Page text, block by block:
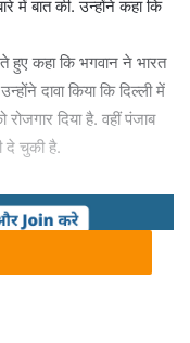
में बात की. उन्होंने कहा कि
हुए कहा कि भगवान ने भारत
दावा किया कि दिल्ली में
दिया है. वहीं पंजाब
दे चुकी है.